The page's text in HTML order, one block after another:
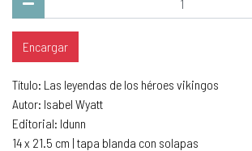
Encargar
Título: Las leyendas de los héroes vikingos
Autor: Isabel Wyatt
Editorial: Idunn
14 x 21.5 cm | tapa blanda con solapas